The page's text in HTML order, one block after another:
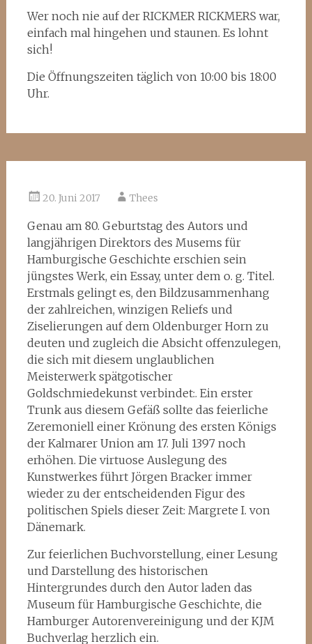
Wer noch nie auf der RICKMER RICKMERS war,
einfach mal hingehen und staunen. Es lohnt
sich!
Die Öffnungszeiten täglich von 10:00 bis 18:00
Uhr.
20. Juni 2017 Thees
Genau am 80. Geburtstag des Autors und
langjährigen Direktors des Musems für
Hamburgische Geschichte erschien sein
jüngstes Werk, ein Essay, unter dem o. g. Titel.
Erstmals gelingt es, den Bildzusammenhang
der zahlreichen, winzigen Reliefs und
Ziselierungen auf dem Oldenburger Horn zu
deuten und zugleich die Absicht offenzulegen,
die sich mit diesem unglaublichen
Meisterwerk spätgotischer
Goldschmiedekunst verbindet:. Ein erster
Trunk aus diesem Gefäß sollte das feierliche
Zeremoniell einer Krönung des ersten Königs
der Kalmarer Union am 17. Juli 1397 noch
erhöhen. Die virtuose Auslegung des
Kunstwerkes führt Jörgen Bracker immer
wieder zu der entscheidenden Figur des
politischen Spiels dieser Zeit: Margrete I. von
Dänemark.
Zur feierlichen Buchvorstellung, einer Lesung
und Darstellung des historischen
Hintergrundes durch den Autor laden das
Museum für Hamburgische Geschichte, die
Hamburger Autorenvereinigung und der KJM
Buchverlag herzlich ein.